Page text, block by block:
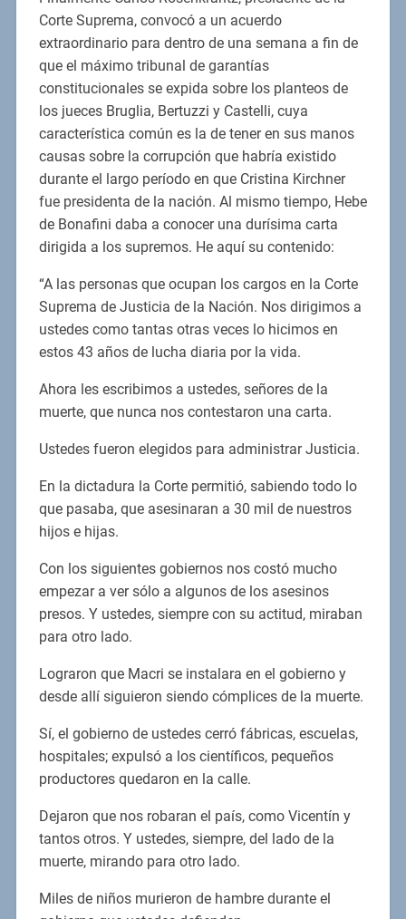
Corte Suprema, convocó a un acuerdo
extraordinario para dentro de una semana a fin de
que el máximo tribunal de garantías
constitucionales se expida sobre los planteos de
los jueces Bruglia, Bertuzzi y Castelli, cuya
característica común es la de tener en sus manos
causas sobre la corrupción que habría existido
durante el largo período en que Cristina Kirchner
fue presidenta de la nación. Al mismo tiempo, Hebe
de Bonafini daba a conocer una durísima carta
dirigida a los supremos. He aquí su contenido:
“A las personas que ocupan los cargos en la Corte
Suprema de Justicia de la Nación. Nos dirigimos a
ustedes como tantas otras veces lo hicimos en
estos 43 años de lucha diaria por la vida.
Ahora les escribimos a ustedes, señores de la
muerte, que nunca nos contestaron una carta.
Ustedes fueron elegidos para administrar Justicia.
En la dictadura la Corte permitió, sabiendo todo lo
que pasaba, que asesinaran a 30 mil de nuestros
hijos e hijas.
Con los siguientes gobiernos nos costó mucho
empezar a ver sólo a algunos de los asesinos
presos. Y ustedes, siempre con su actitud, miraban
para otro lado.
Lograron que Macri se instalara en el gobierno y
desde allí siguieron siendo cómplices de la muerte.
Sí, el gobierno de ustedes cerró fábricas, escuelas,
hospitales; expulsó a los científicos, pequeños
productores quedaron en la calle.
Dejaron que nos robaran el país, como Vicentín y
tantos otros. Y ustedes, siempre, del lado de la
muerte, mirando para otro lado.
Miles de niños murieron de hambre durante el